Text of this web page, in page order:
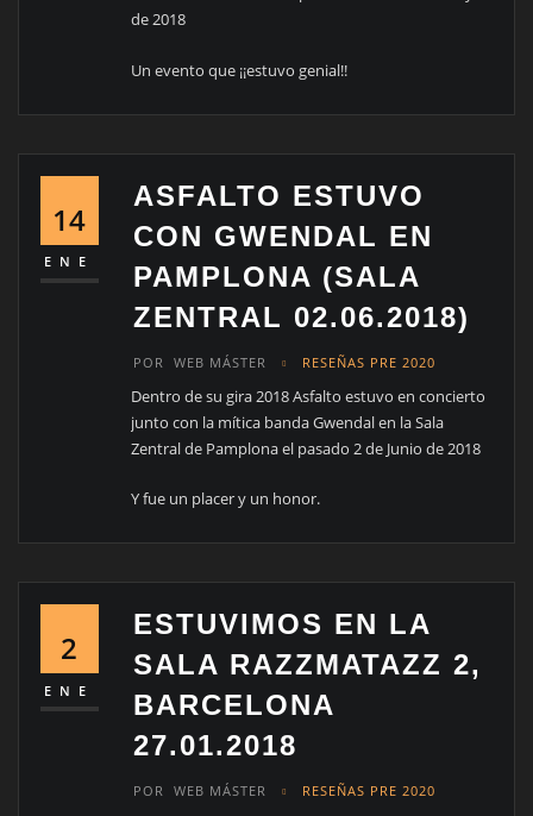
de 2018
Un evento que ¡¡estuvo genial!!
14
ENE
ASFALTO ESTUVO
CON GWENDAL EN
PAMPLONA (SALA
ZENTRAL 02.06.2018)
POR WEB MÁSTER RESEÑAS PRE 2020
Dentro de su gira 2018 Asfalto estuvo en concierto
junto con la mítica banda Gwendal en la Sala
Zentral de Pamplona el pasado 2 de Junio de 2018
Y fue un placer y un honor.
2
ENE
ESTUVIMOS EN LA
SALA RAZZMATAZZ 2,
BARCELONA
27.01.2018
POR WEB MÁSTER RESEÑAS PRE 2020